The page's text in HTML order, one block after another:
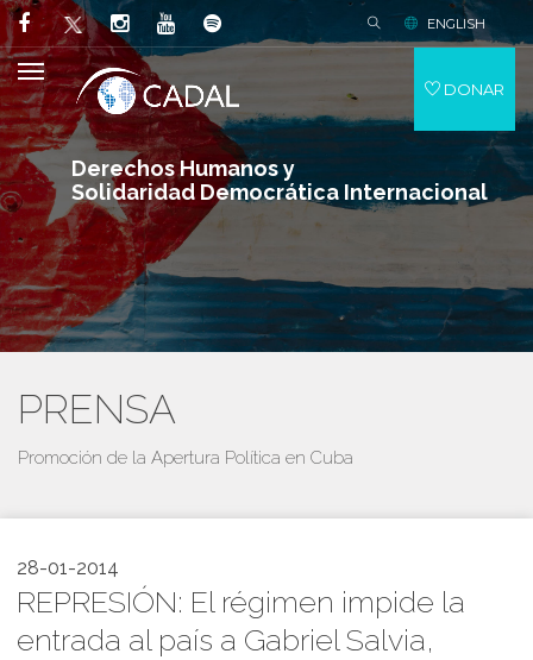
Derechos Humanos y
Solidaridad Democrática Internacional
ENGLISH
DONAR
PRENSA
Promoción de la Apertura Política en Cuba
28-01-2014
REPRESIÓN: El régimen impide la
entrada al país a Gabriel Salvia,